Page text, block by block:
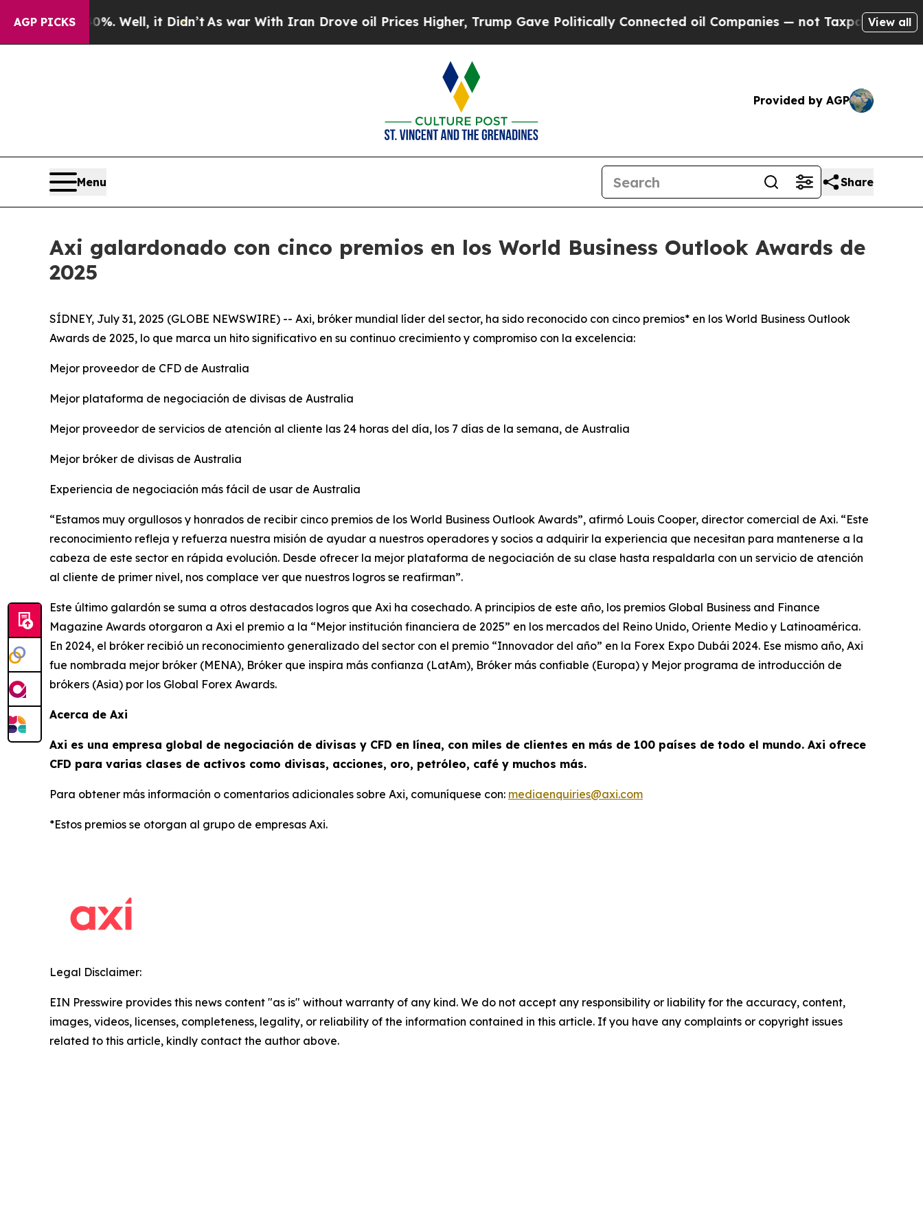
AGP PICKS
40%. Well, it Didn’t As war With Iran Drove oil Prices Higher, Trump Gave Politically Connected oil Companies — not Taxpayers — theView all
Provided by AGP
Menu Share
Axi galardonado con cinco premios en los World Business Outlook Awards de
2025
SÍDNEY, July 31, 2025 (GLOBE NEWSWIRE) -- Axi, bróker mundial líder del sector, ha sido reconocido con cinco premios* en los World Business Outlook
Awards de 2025, lo que marca un hito significativo en su continuo crecimiento y compromiso con la excelencia:
Mejor proveedor de CFD de Australia
Mejor plataforma de negociación de divisas de Australia
Mejor proveedor de servicios de atención al cliente las 24 horas del día, los 7 días de la semana, de Australia
Mejor bróker de divisas de Australia
Experiencia de negociación más fácil de usar de Australia
“Estamos muy orgullosos y honrados de recibir cinco premios de los World Business Outlook Awards”, afirmó Louis Cooper, director comercial de Axi. “Este
reconocimiento refleja y refuerza nuestra misión de ayudar a nuestros operadores y socios a adquirir la experiencia que necesitan para mantenerse a la
cabeza de este sector en rápida evolución. Desde ofrecer la mejor plataforma de negociación de su clase hasta respaldarla con un servicio de atención
al cliente de primer nivel, nos complace ver que nuestros logros se reafirman”.
Este último galardón se suma a otros destacados logros que Axi ha cosechado. A principios de este año, los premios Global Business and Finance
Magazine Awards otorgaron a Axi el premio a la “Mejor institución financiera de 2025” en los mercados del Reino Unido, Oriente Medio y Latinoamérica.
En 2024, el bróker recibió un reconocimiento generalizado del sector con el premio “Innovador del año” en la Forex Expo Dubái 2024. Ese mismo año, Axi
fue nombrada mejor bróker (MENA), Bróker que inspira más confianza (LatAm), Bróker más confiable (Europa) y Mejor programa de introducción de
brókers (Asia) por los Global Forex Awards.
Acerca de Axi
Axi es una empresa global de negociación de divisas y CFD en línea, con miles de clientes en más de 100 países de todo el mundo. Axi ofrece
CFD para varias clases de activos como divisas, acciones, oro, petróleo, café y muchos más.
Para obtener más información o comentarios adicionales sobre Axi, comuníquese con: mediaenquiries@axi.com
*Estos premios se otorgan al grupo de empresas Axi.
Legal Disclaimer:
EIN Presswire provides this news content "as is" without warranty of any kind. We do not accept any responsibility or liability for the accuracy, content,
images, videos, licenses, completeness, legality, or reliability of the information contained in this article. If you have any complaints or copyright issues
related to this article, kindly contact the author above.